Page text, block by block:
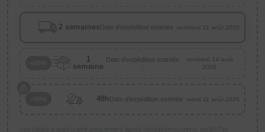
2 semainesDate d'expédition estimée :vendredi 21 août 2026
1
semaine
Date d'expédition estimée
:
vendredi 14 août
2026
48hDate d'expédition estimée :mardi 11 août 2026